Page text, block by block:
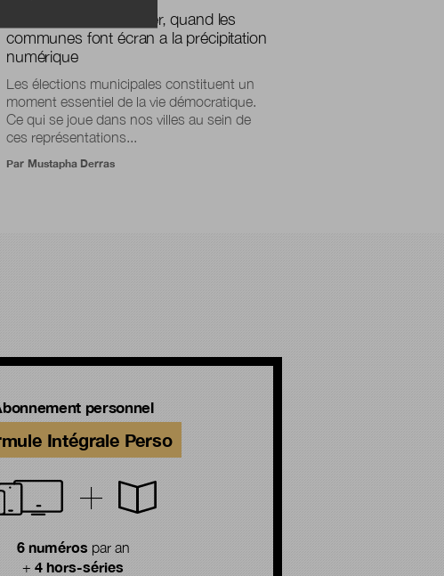
Déconnecter pour relier, quand les
communes font écran a la précipitation
numérique
Les élections municipales constituent un
moment essentiel de la vie démocratique.
Ce qui se joue dans nos villes au sein de
ces représentations...
Par Mustapha Derras
personnel
Intégrale Perso
6 numéros par an
+ 4 hors-séries